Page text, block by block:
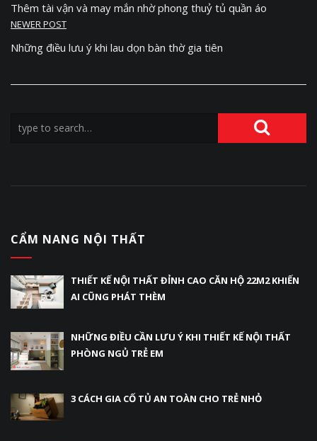
Thêm tài vận và may mắn nhờ phong thuỷ tủ quần áo
NEWER POST
Những điều lưu ý khi lau dọn bàn thờ gia tiên
CẨM NANG NỘI THẤT
THIẾT KẾ NỘI THẤT ĐỈNH CAO CĂN HỘ 22M2 KHIẾN
AI CŨNG PHÁT THÈM
NHỮNG ĐIỀU CẦN LƯU Ý KHI THIẾT KẾ NỘI THẤT
PHÒNG NGỦ TRẺ EM
3 CÁCH GIA CỐ TỦ AN TOÀN CHO TRẺ NHỎ